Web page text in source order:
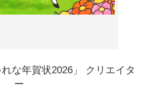
な年賀状2026」 クリエイタ
ー